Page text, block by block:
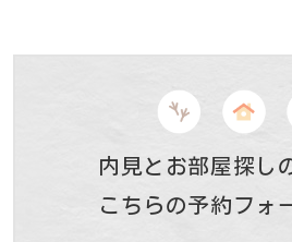
内見とお部屋探し
こちらの予約フォ